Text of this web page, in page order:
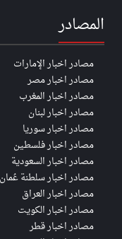
المصادر
مصادر اخبار الإمارات
مصادر اخبار مصر
مصادر اخبار المغرب
مصادر اخبار لبنان
مصادر اخبار سوريا
مصادر اخبار فلسطين
مصادر اخبار السعودية
مصادر اخبار سلطنة عُمان
مصادر اخبار العراق
مصادر اخبار الكويت
مصادر اخبار قطر